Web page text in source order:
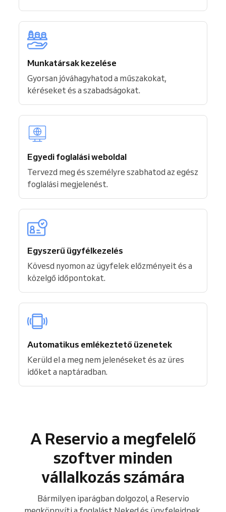
Munkatársak kezelése
Gyorsan jóváhagyhatod a műszakokat,
kéréseket és a szabadságokat.
Egyedi foglalási weboldal
Tervezd meg és személyre szabhatod az egész
foglalási megjelenést.
Egyszerű ügyfélkezelés
Kövesd nyomon az ügyfelek előzményeit és a
közelgő időpontokat.
Automatikus emlékeztető üzenetek
Kerüld el a meg nem jelenéseket és az üres
időket a naptáradban.
A Reservio a megfelelő
szoftver minden
vállalkozás számára
Bármilyen iparágban dolgozol, a Reservio